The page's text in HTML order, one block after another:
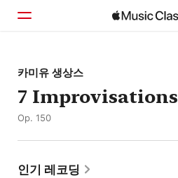
홈
둘러보기
카미유 생상스
7 Improvisations
Op. 150
인기 레코딩